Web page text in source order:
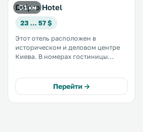
1 км
Dnipro Hotel
23 … 57 $
Этот отель расположен в
историческом и деловом центре
Киева. В номерах гостиницы
собственная ванная комната и
такие современные удобства, как
спутниковое телевидение и мини-
Перейти →